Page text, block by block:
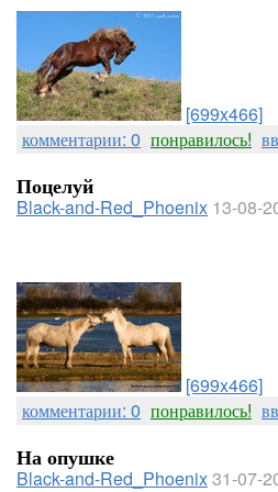
[699x466]
комментарии: 0 понравилось!
Поцелуй
Black-and-Red_Phoenix 13-08-
[699x466]
комментарии: 0 понравилось!
На опушке
Black-and-Red_Phoenix31-07-